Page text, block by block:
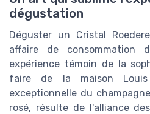
dégustation
Déguster un Cristal
affaire de consommation
expérience témoin de la
faire de la maison Louis
exceptionnelle du
rosé, résulte de l'alliance